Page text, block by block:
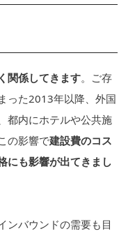
関係してきます。ご存
った2013年以降、外国
都内にホテルや公共施
の影響で建設費のコス
にも影響が出てきまし
ンバウンドの需要も目